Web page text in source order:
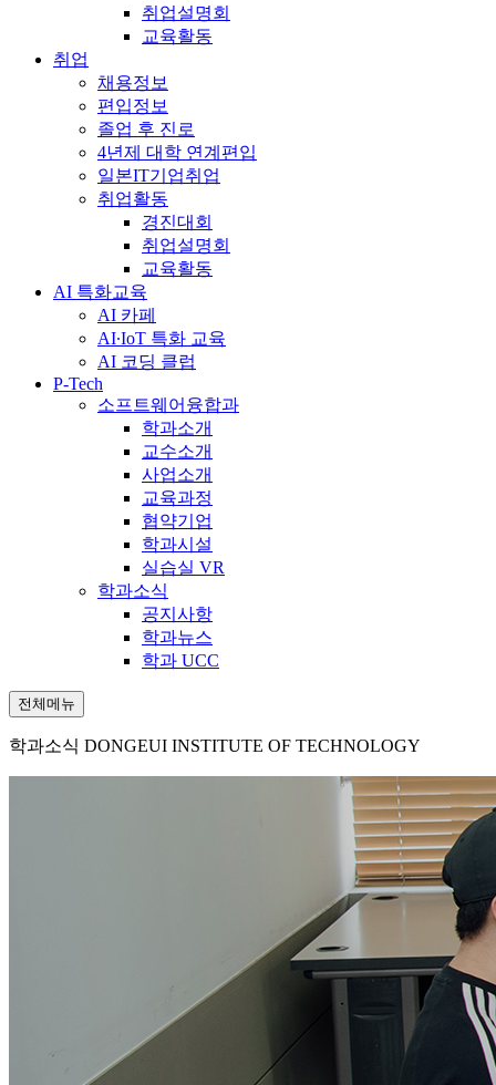
취업설명회
교육활동
취업
채용정보
편입정보
졸업 후 진로
4년제 대학 연계편입
일본IT기업취업
취업활동
경진대회
취업설명회
교육활동
AI 특화교육
AI 카페
AI∙IoT 특화 교육
AI 코딩 클럽
P-Tech
소프트웨어융합과
학과소개
교수소개
사업소개
교육과정
협약기업
학과시설
실습실 VR
학과소식
공지사항
학과뉴스
학과 UCC
전체메뉴
학과소식 DONGEUI INSTITUTE OF TECHNOLOGY